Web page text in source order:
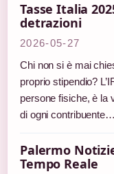
Tasse Italia
detrazioni
2026-05-27
Chi non si è mai
proprio stipendio?
persone fisiche, è la
di ogni contribuente…
Palermo
Tempo Reale